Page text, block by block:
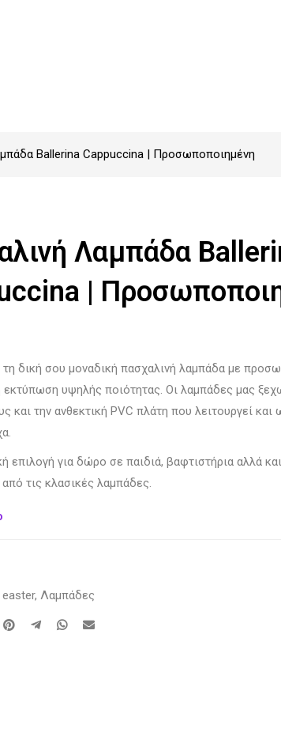
Ballerina Cappuccina | Προσωποποιημένη
Λαμπάδα
|
δική σου μοναδική πασχαλινή λαμπάδα με
υψηλής ποιότητας. Οι λαμπάδες μας
και την ανθεκτική PVC πλάτη που λειτουργεί
επιλογή για δώρο σε παιδιά, βαφτιστήρια αλλά
τις κλασικές λαμπάδες.
easter, Λαμπάδες